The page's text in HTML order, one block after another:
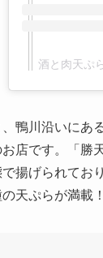
酒と肉天ぷ
鴨川沿いにあ
お店です。「勝
揚げられてお
天ぷらが満載